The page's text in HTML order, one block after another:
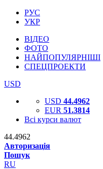
РУС
УКР
ВІДЕО
ФОТО
НАЙПОПУЛЯРНІШІ
СПЕЦПРОЕКТИ
USD
USD 44.4962
EUR 51.3814
Всі курси валют
44.4962
Авторизація
Пошук
RU